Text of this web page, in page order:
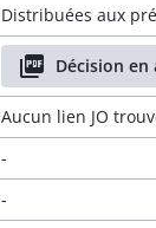
Distribuées aux
Décision en
Aucun lien JO
-
-